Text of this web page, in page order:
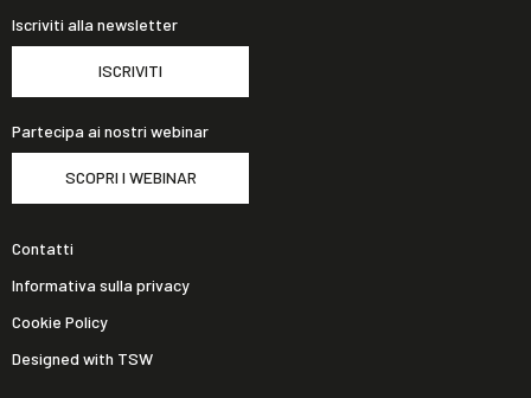
Iscriviti alla newsletter
ISCRIVITI
Partecipa ai nostri webinar
SCOPRI I WEBINAR
Contatti
Informativa sulla privacy
Cookie Policy
Designed with TSW